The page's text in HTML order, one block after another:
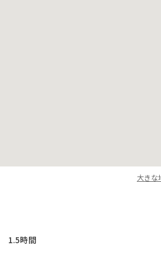
大きな
1.5時間